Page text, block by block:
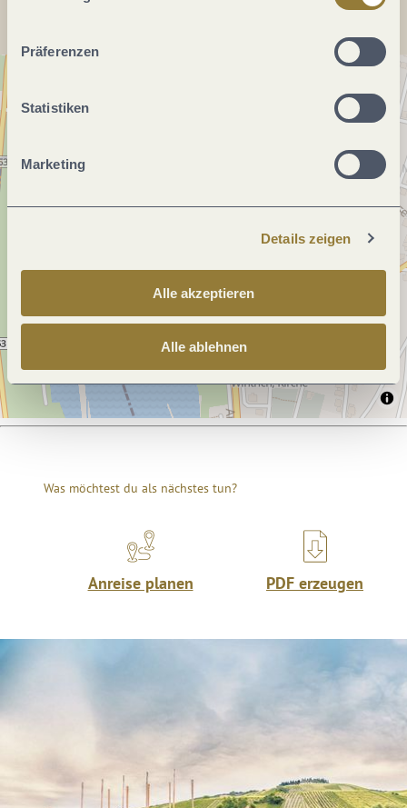
ablehnen" kann es zu Beeinträchtigungen in der Nutzung
Präferenzen
Statistiken
Marketing
Details zeigen
Alle akzeptieren
Alle ablehnen
Was möchtest du als nächstes tun?
Anreise planen PDF erzeugen